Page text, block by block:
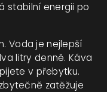
stabilní energii po
Voda je nejlepší
litry denně. Káva
v přebytku.
zatěžuje